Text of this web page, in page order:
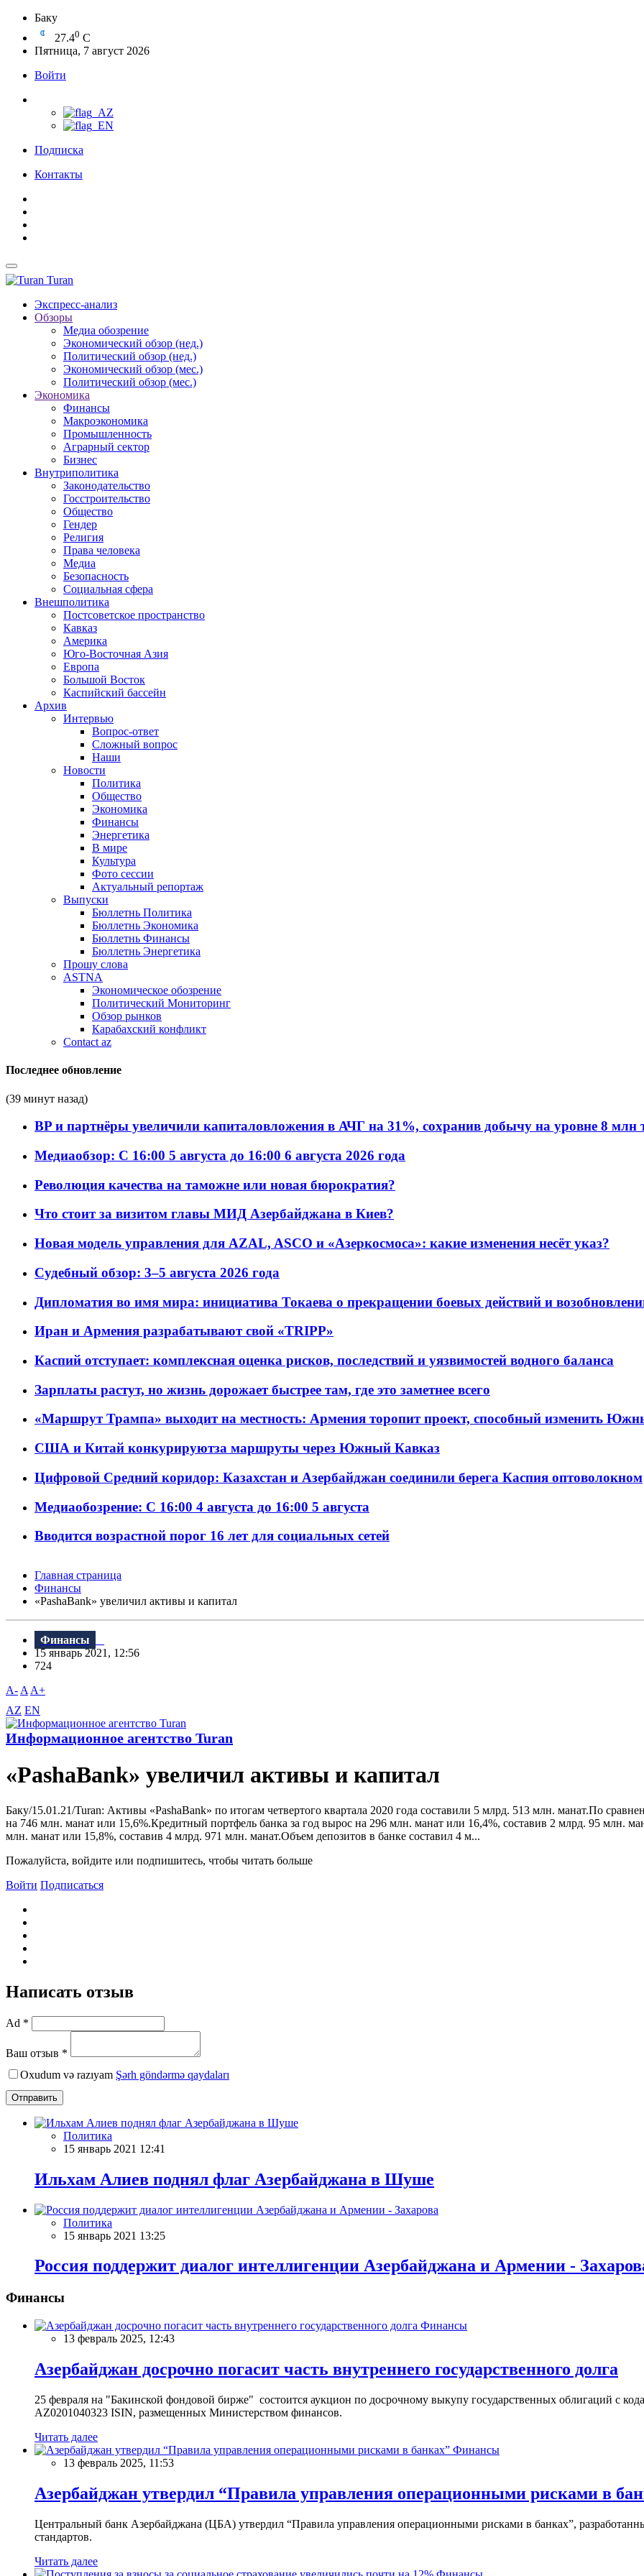
Баку
27.40 C
Пятница, 7 август 2026
Войти
Подписка
Контакты
Turan
Экспресс-анализ
Обзоры
Медиа обозрение
Экономический обзор (нед.)
Политический обзор (нед.)
Экономический обзор (мес.)
Политический обзор (мес.)
Экономика
Финансы
Макроэкономика
Промышленность
Аграрный сектор
Бизнес
Внутриполитика
Законодательство
Госстроительство
Общество
Гендер
Религия
Права человека
Медиа
Безопасность
Социальная сфера
Внешполитика
Постсоветское пространство
Кавказ
Америка
Юго-Восточная Азия
Европа
Большой Восток
Каспийский бассейн
Архив
Интервью
Вопрос-ответ
Сложный вопрос
Наши
Новости
Политика
Общество
Экономика
Финансы
Энергетика
В мире
Культура
Фото сессии
Актуальный репортаж
Выпуски
Бюллетнь Политика
Бюллетнь Экономика
Бюллетнь Финансы
Бюллетнь Энергетика
Прошу слова
ASTNA
Экономическое обозрение
Политический Мониторинг
Обзор рынков
Карабахский конфликт
Contact az
Последнее обновление
(39 минут назад)
BP и партнёры увеличили капиталовложения в АЧГ на 31%, сохранив добычу на уровне 8 млн
Медиаобзор: С 16:00 5 августа до 16:00 6 августа 2026 года
Революция качества на таможне или новая бюрократия?
Что стоит за визитом главы МИД Азербайджана в Киев?
Новая модель управления для AZAL, ASCO и «Азеркосмоса»: какие изменения несёт указ?
Судебный обзор: 3–5 августа 2026 года
Дипломатия во имя мира: инициатива Токаева о прекращении боевых действий и
Иран и Армения разрабатывают свой «TRIPP»
Каспий отступает: комплексная оценка рисков, последствий и уязвимостей водного баланса
Зарплаты растут, но жизнь дорожает быстрее там, где это заметнее всего
«Маршрут Трампа» выходит на местность: Армения торопит проект, способный изменить
США и Китай конкурируютза маршруты через Южный Кавказ
Цифровой Средний коридор: Казахстан и Азербайджан соединили берега Каспия оптоволокном
Медиаобозрение: С 16:00 4 августа до 16:00 5 августа
Вводится возрастной порог 16 лет для социальных сетей
Главная страница
Финансы
«PashaBank» увеличил активы и капитал
Финансы
15 январь 2021, 12:56
724
A- A A+
AZ EN
Информационное агентство Turan
«PashaBank» увеличил активы и капитал
Баку/15.01.21/Turan: Активы «PashaBank» по итогам четвертого квартала 2020 года составили 5 млрд. 513 млн. манат.По
на 746 млн. манат или 15,6%.Кредитный портфель банка за год вырос на 296 млн. манат или 16,4%, составив 2 млрд. 95 млн.
млн. манат или 15,8%, составив 4 млрд. 971 млн. манат.Объем депозитов в банке составил 4 м...
Пожалуйста, войдите или подпишитесь, чтобы читать больше
Войти Подписаться
Написать отзыв
Ad *
Ваш отзыв *
Oxudum və razıyam Şərh göndərmə qaydaları
Отправить
Политика
15 январь 2021 12:41
Ильхам Алиев поднял флаг Азербайджана в Шуше
Политика
15 январь 2021 13:25
Россия поддержит диалог интеллигенции Азербайджана и Армении -
Финансы
Финансы
13 февраль 2025, 12:43
Азербайджан досрочно погасит часть внутреннего государственного долга
25 февраля на "Бакинской фондовой бирже" состоится аукцион по досрочному выкупу государственных облигаций с
AZ0201040323 ISIN, размещенных Министерством финансов.
Читать далее
Финансы
13 февраль 2025, 11:53
Азербайджан утвердил “Правила управления операционными рисками в
Центральный банк Азербайджана (ЦБА) утвердил “Правила управления операционными рисками в банках”,
стандартов.
Читать далее